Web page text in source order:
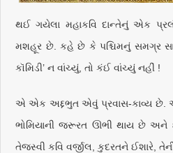
થઈ ગયેલા મહાકવિ દાન્તેનું એક પ્રલંબ
મશહૂર છે. કહે છે કે પશ્ચિમનું સમગ્ર
કૉમિડી’ ન વાંચ્યું, તો કંઈ વાંચ્યું નહીં !
એ એક અદ્દભુત એવું પ્રવાસ-કાવ્ય છે.
ભોમિયાની જરૂરત ઊભી થાય છે
તેજસ્વી કવિ વર્જીલ, કુદરતને ઈશારે,